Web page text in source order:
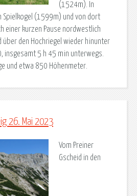
(1524m). In
Spielkogel (1599m) und von dort
einer kurzen Pause nordwestlich
über den Hochriegel wieder hinunter
insgesamt 5 h 45 min unterwegs.
und etwa 850 Höhenmeter.
26. Mai 2023
Vom Preiner
Gscheid in den